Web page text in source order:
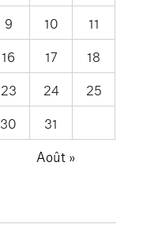
9 10
11
16 17
18
23 24
25
30
31
Août »